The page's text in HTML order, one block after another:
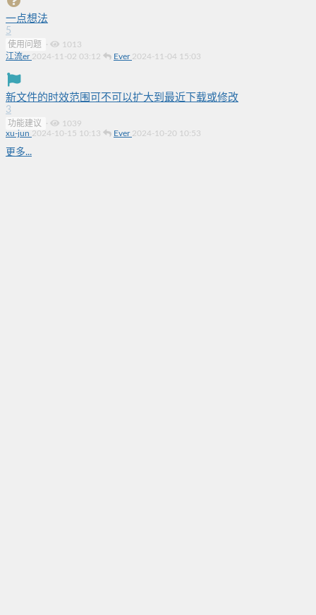
一点想法
5
使用问题 ·
1013
江流er 2024-11-02 03:12 Ever 2024-11-04 15:03
新文件的时效范围可不可以扩大到最近下载或修改
3
功能建议 ·
1039
xu-jun 2024-10-15 10:13 Ever 2024-10-20 10:53
更多...